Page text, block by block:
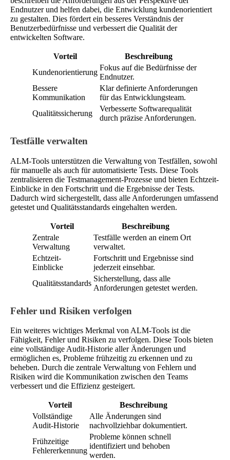
Endnutzer und helfen dabei, die Entwicklung kundenorientiert
zu gestalten. Dies fördert ein besseres Verständnis der
Benutzerbedürfnisse und verbessert die Qualität der
entwickelten Software.
Vorteil
Beschreibung
Kundenorientierung
Fokus auf die Bedürfnisse der
Endnutzer.
Bessere
Kommunikation
Klar definierte Anforderungen
für das Entwicklungsteam.
Qualitätssicherung
Verbesserte Softwarequalität
durch präzise Anforderungen.
Testfälle verwalten
ALM-Tools unterstützen die Verwaltung von Testfällen, sowohl
für manuelle als auch für automatisierte Tests. Diese Tools
zentralisieren die Testmanagement-Prozesse und bieten Echtzeit-
Einblicke in den Fortschritt und die Ergebnisse der Tests.
Dadurch wird sichergestellt, dass alle Anforderungen umfassend
getestet und Qualitätsstandards eingehalten werden.
Vorteil
Beschreibung
Zentrale
Verwaltung
Testfälle werden an einem Ort
verwaltet.
Echtzeit-
Einblicke
Fortschritt und Ergebnisse sind
jederzeit einsehbar.
Qualitätsstandards
Sicherstellung, dass alle
Anforderungen getestet werden.
Fehler und Risiken verfolgen
Ein weiteres wichtiges Merkmal von ALM-Tools ist die
Fähigkeit, Fehler und Risiken zu verfolgen. Diese Tools bieten
eine vollständige Audit-Historie aller Änderungen und
ermöglichen es, Probleme frühzeitig zu erkennen und zu
beheben. Durch die zentrale Verwaltung von Fehlern und
Risiken wird die Kommunikation zwischen den Teams
verbessert und die Effizienz gesteigert.
Vorteil
Beschreibung
Vollständige
Audit-Historie
Alle Änderungen sind
nachvollziehbar dokumentiert.
Frühzeitige
Fehlererkennung
Probleme können schnell
identifiziert und behoben
werden.